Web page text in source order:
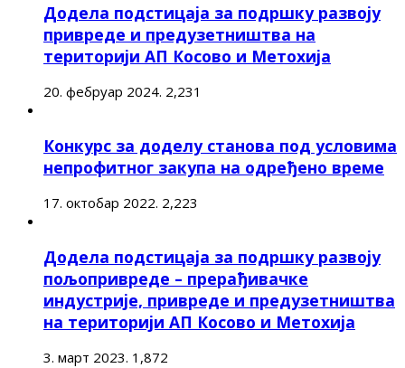
Додела подстицаја за подршку развоју
привреде и предузетништва на
територији АП Косово и Метохија
20. фебруар 2024. 2,231
Конкурс за доделу станова под условима
непрофитног закупа на одређено време
17. октобар 2022. 2,223
Додела подстицаја за подршку развоју
пољопривреде – прерађивачке
индустрије, привреде и предузетништва
на територији АП Косово и Метохија
3. март 2023. 1,872